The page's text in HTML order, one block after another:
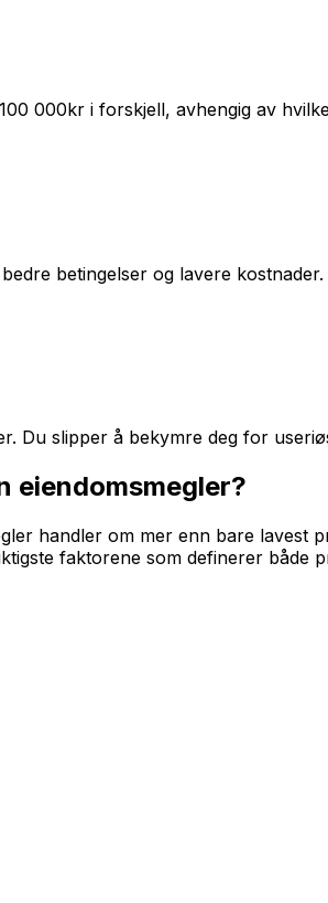
000kr i forskjell, avhengig av
betingelser og lavere
Du slipper å bekymre deg for
eiendomsmegler?
handler om mer enn bare
faktorene som definerer både